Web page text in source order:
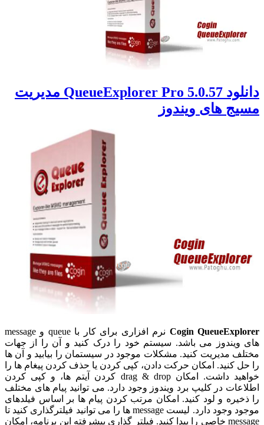
دانلود QueueExplorer Pro 5.0.57 مدیریت
مسیج های ویندوز
Cogin QueueExplorer
نرم افزاری برای کار با queue و message
های ویندوز می باشد. سیستم خود را درک کنید و آن را از جهات
مختلف مدیریت کنید. مشکلات موجود در سیستمان را بیابید و آن ها
را حل کنید. امکان حرکت دادن، کپی کردن یا حذف کردن پیغام ها را
خواهید داشت. امکان drag & drop کردن آیتم ها، و کپی کردن
اطلاعات در کلیپ برد ویندوز وجود دارد. می توانید پیام های مختلف
را ذخیره و لود کنید. امکان مرتب کردن پیام ها بر اساس فیلدهای
موجود وجود دارد. لیست message ها را می توانید فیلترگذاری کنید تا
message خاصی را پیدا کنید. فیلتر گذاری پیشرفته این برنامه، امکان